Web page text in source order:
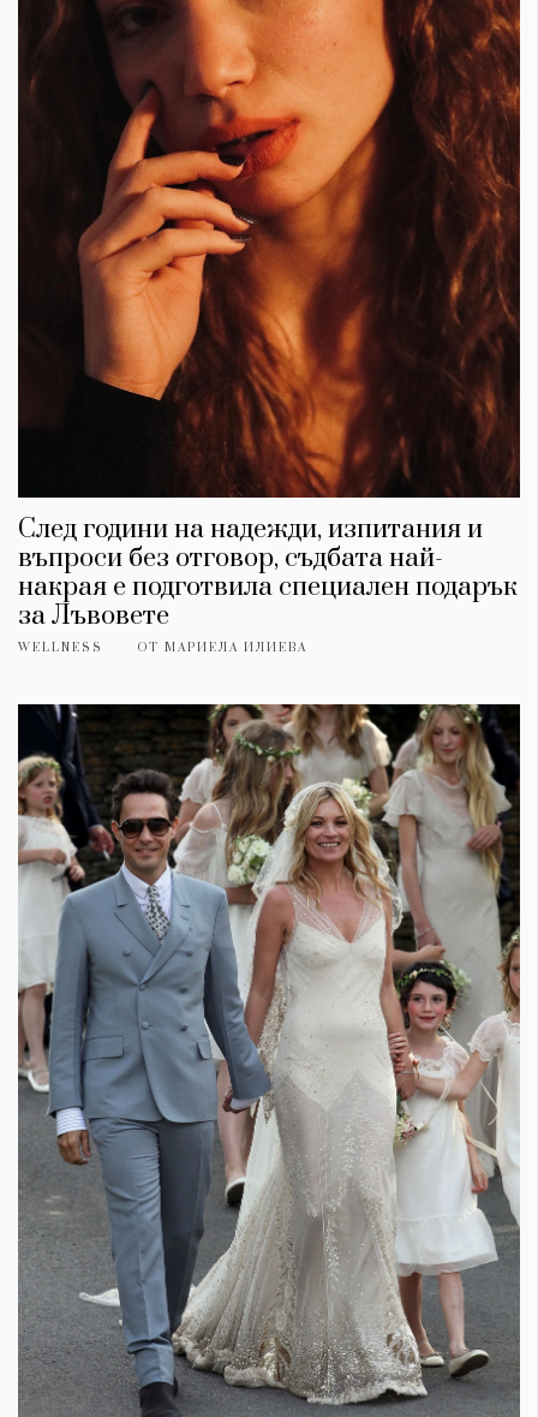
След години на надежди, изпитания и
въпроси без отговор, съдбата най-
накрая е подготвила специален подарък
за Лъвовете
WELLNESS ОТ МАРИЕЛА ИЛИЕВА